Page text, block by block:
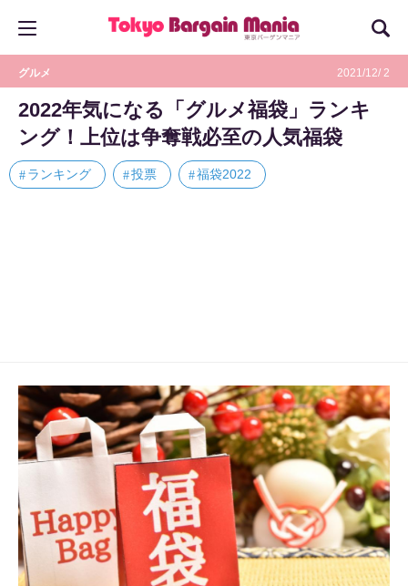
グルメ 2021/12/ 2
2022年気になる「グルメ福袋」ランキ
ング！上位は争奪戦必至の人気福袋
ランキング 投票 福袋2022